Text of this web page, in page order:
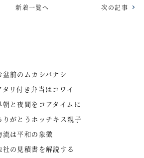
新着一覧へ 次の記事
前のムカシバナシ
リ付き弁当はコワイ
と夜間をコアタイムに
がとうホッチキス親子
は平和の象徴
の見積書を解説する